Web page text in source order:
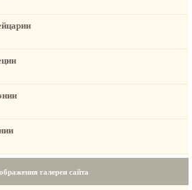
галереи сайта